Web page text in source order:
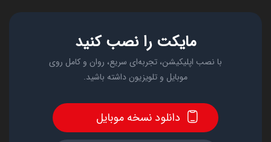
مایکت را نصب کنید
با نصب اپلیکیشن، تجربه‌ای سریع، روان و کامل روی
موبایل و تلویزیون داشته باشید.
دانلود نسخه موبایل